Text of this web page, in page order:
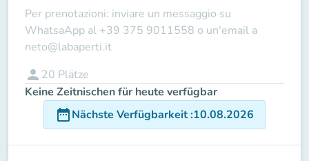
Per prenotazioni: inviare un messaggio su
WhatsaApp al +39 375 9011558 o un'email a
neto@labaperti.it
person 20 Plätze
Keine Zeitnischen für heute verfügbar
date_rangeNächste Verfügbarkeit:10.08.2026